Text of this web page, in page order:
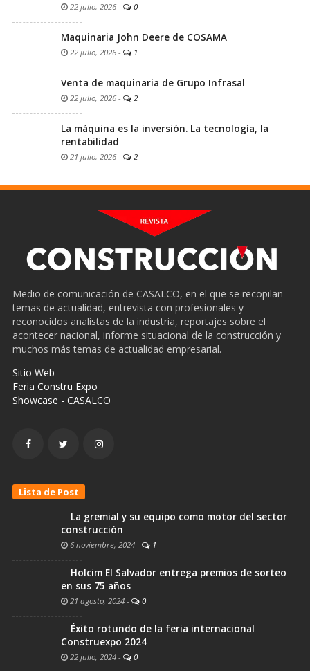
22 julio, 2026 - 0
Maquinaria John Deere de COSAMA
22 julio, 2026 - 1
Venta de maquinaria de Grupo Infrasal
22 julio, 2026 - 2
La máquina es la inversión. La tecnología, la
rentabilidad
21 julio, 2026 - 2
Medio de comunicación de CASALCO, en el que se recopilan
temas de actualidad, entrevista con profesionales y
reconocidos analistas de la industria, reportajes sobre el
acontecer nacional, informe situacional de la construcción y
muchos más temas de actualidad empresarial.
Sitio Web
Feria Constru Expo
Showcase - CASALCO
Lista de Post
La gremial y su equipo como motor del sector
construcción
6 noviembre, 2024 - 1
Holcim El Salvador entrega premios de sorteo
en sus 75 años
21 agosto, 2024 - 0
Éxito rotundo de la feria internacional
Construexpo 2024
22 julio, 2024 - 0